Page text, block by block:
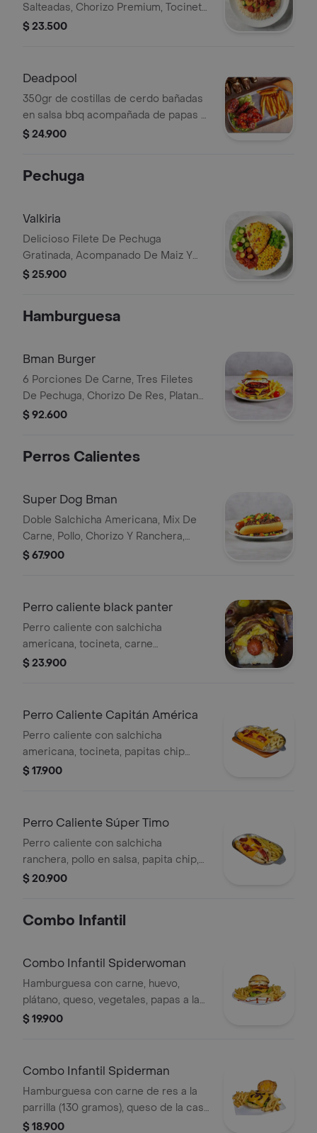
Salteadas, Chorizo Premium, Tocineta,
Platano Maduro, Y Chicharron
$ 23.500
Deadpool
350gr de costillas de cerdo bañadas
en salsa bbq acompañada de papas y
ensalada
$ 24.900
Pechuga
Valkiria
Delicioso Filete De Pechuga
Gratinada, Acompanado De Maiz Y
Tocineta Salteado Papitas A Tu
$ 25.900
Hamburguesa
Bman Burger
6 Porciones De Carne, Tres Filetes
De Pechuga, Chorizo De Res, Platano
Maduro, Tocineta, Huevo, Aros De
$ 92.600
Perros Calientes
Super Dog Bman
Doble Salchicha Americana, Mix De
Carne, Pollo, Chorizo Y Ranchera,
Platano Maduro, Maiz, Vegetales, Pico
$ 67.900
Perro caliente black panter
Perro caliente con salchicha
americana, tocineta, carne
desmechada en ahogado artesanal,
francesa y salsas.
$ 23.900
Perro Caliente Capitán América
Perro caliente con salchicha
americana, tocineta, papitas chip
recubierto de queso de la casa.
$ 17.900
Perro Caliente Súper Timo
Perro caliente con salchicha
ranchera, pollo en salsa, papita chip,
tocineta, papas a la francesa y salsas
$ 20.900
Combo Infantil
Combo Infantil Spiderwoman
Hamburguesa con carne, huevo,
plátano, queso, vegetales, papas a la
$ 19.900
Combo Infantil Spiderman
Hamburguesa con carne de res a la
parrilla (130 gramos), queso de la casa
y vegetales frescos, papitas a la
$ 18.900